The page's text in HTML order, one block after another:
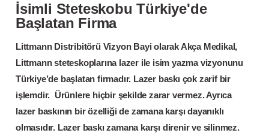
İsimli Steteskobu Türkiye'de
Başlatan Firma
Littmann Distribitörü Vizyon Bayi olarak Akça Medikal,
Littmann steteskoplarına lazer ile isim yazma vizyonunu
Türkiye’de başlatan firmadır. Lazer baskı çok zarif bir
işlemdir. Ürünlere hiçbir şekilde zarar vermez. Ayrıca
lazer baskının bir özelliği de zamana karşı dayanıklı
olmasıdır. Lazer baskı zamana karşı direnir ve silinmez.